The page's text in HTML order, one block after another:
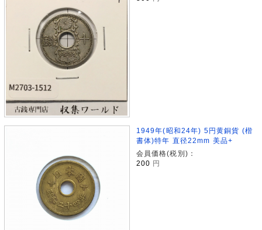
1949年(昭和24年) 5円黄銅貨 (楷
書体)特年 直径22mm 美品+
会員価格(税別)：
200 円